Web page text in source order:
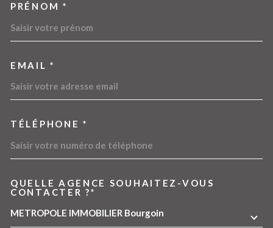
PRÉNOM *
EMAIL *
TÉLÉPHONE *
QUELLE AGENCE SOUHAITEZ-VOUS
CONTACTER ?*
METROPOLE IMMOBILIER Bourgoin